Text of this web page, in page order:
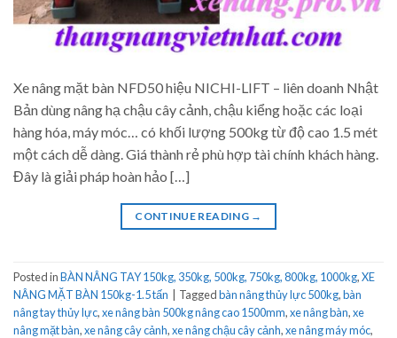
Xe nâng mặt bàn NFD50 hiệu NICHI-LIFT – liên doanh Nhật
Bản dùng nâng hạ chậu cây cảnh, chậu kiểng hoặc các loại
hàng hóa, máy móc… có khối lượng 500kg từ độ cao 1.5 mét
một cách dễ dàng. Giá thành rẻ phù hợp tài chính khách hàng.
Đây là giải pháp hoàn hảo […]
CONTINUE READING →
Posted inBÀN NÂNG TAY 150kg, 350kg, 500kg, 750kg, 800kg, 1000kg,XE
NÂNG MẶT BÀN 150kg-1.5 tấn
Taggedbàn nâng thủy lực 500kg,bàn
nâng tay thủy lực,xe nâng bàn 500kg nâng cao 1500mm,xe nâng bàn,xe
nâng mặt bàn,xe nâng cây cảnh,xe nâng chậu cây cảnh,xe nâng máy móc,